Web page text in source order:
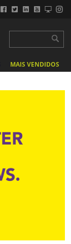
MAIS VENDIDOS